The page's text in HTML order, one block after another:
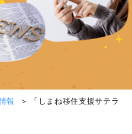
報
「しまね移住支援サテラ